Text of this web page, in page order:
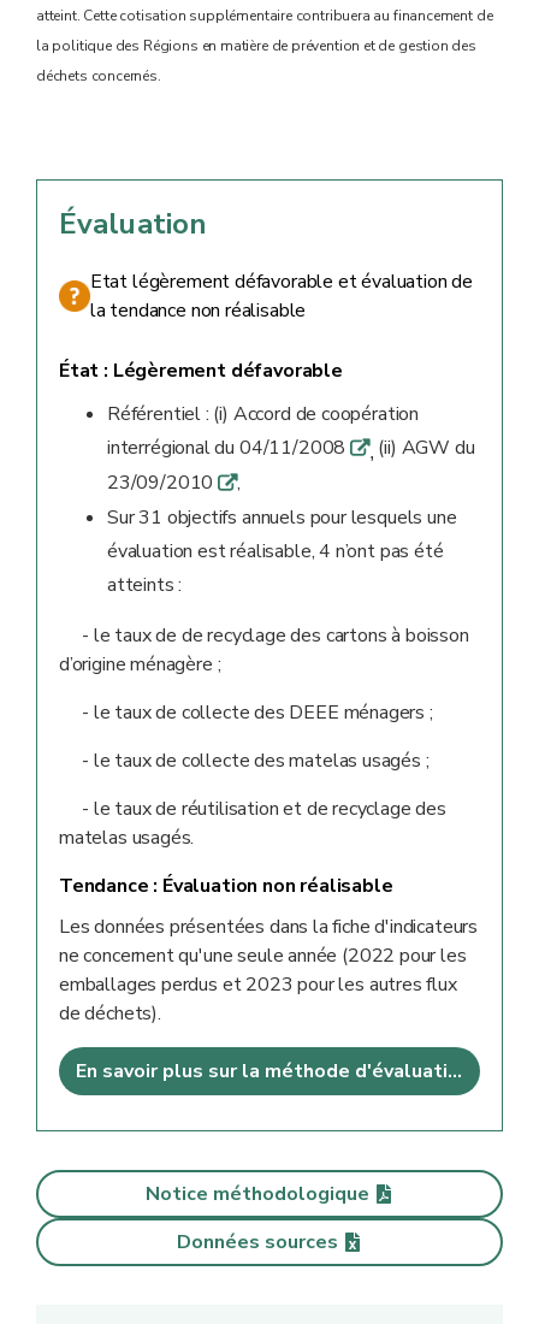
atteint. Cette cotisation supplémentaire contribuera au financement de
la politique des Régions en matière de prévention et de gestion des
déchets concernés.
Évaluation
Etat légèrement défavorable et évaluation de
la tendance non réalisable
État : Légèrement défavorable
Référentiel : (i) Accord de coopération
interrégional du 04/11/2008 q, (ii) AGW du
23/09/2010q,
Sur 31 objectifs annuels pour lesquels une
évaluation est réalisable, 4 n’ont pas été
atteints :
- le taux de de recyclage des cartons à boisson
d’origine ménagère ;
- le taux de collecte des DEEE ménagers ;
- le taux de collecte des matelas usagés ;
- le taux de réutilisation et de recyclage des
matelas usagés.
Tendance : Évaluation non réalisable
Les données présentées dans la fiche d'indicateurs
ne concernent qu'une seule année (2022 pour les
emballages perdus et 2023 pour les autres flux
de déchets).
En savoir plus sur la méthode d'évaluation
Notice méthodologique
Données sources